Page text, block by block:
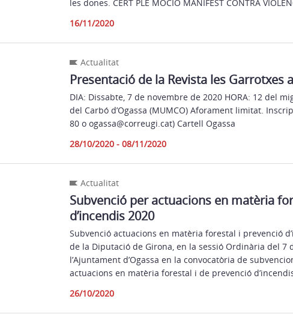
les dones. CERT PLE MOCIO MANIFEST CONTRA
16/11/2020
Actualitat
Presentació de la Revista les Garrotxes
DIA: Dissabte, 7 de novembre de 2020 HORA: 12 del
del Carbó d’Ogassa (MUMCO) Aforament limitat.
80 o ogassa@correugi.cat) Cartell Ogassa
28/10/2020 - 08/11/2020
Actualitat
Subvenció per actuacions en matèria
d’incendis 2020
Subvenció actuacions en matèria forestal i prevenció
de la Diputació de Girona, en la sessió Ordinària del 7
l’Ajuntament d’Ogassa en la convocatòria de
actuacions en matèria forestal i de prevenció
26/10/2020